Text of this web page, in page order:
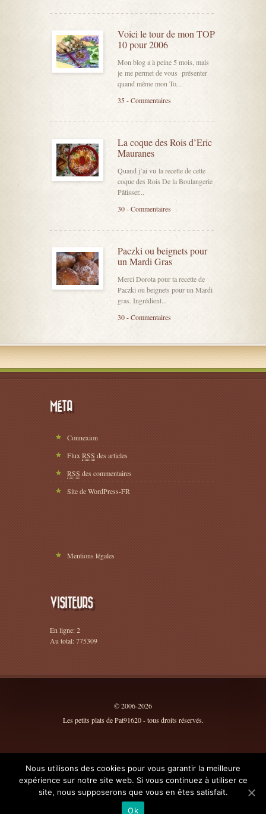
Voici le tour de mon TOP
10 pour 2006
Mon blog a à peine 5 mois, mais
je me permet de vous présenter
quand même mon To...
35 - Commentaires
La coque des Rois d’Eric
Mauranes
Quand j’ai vu la recette de cette
coque des Rois De la Boulangerie
Pâtisser...
30 - Commentaires
Paczki ou beignets pour
un Mardi Gras
Merci Dorota pour ta recette de
Paczki ou beignets pour un Mardi
gras. Ingrédient...
30 - Commentaires
MÉTA
Connexion
Flux RSS des articles
RSS des commentaires
Site de WordPress-FR
Mentions légales
VISITEURS
En ligne: 2
Au total: 775309
© 2006-2026
Les petits plats de Pat91620 - tous droits réservés.
Nous utilisons des cookies pour vous garantir la meilleure
expérience sur notre site web. Si vous continuez à utiliser ce
site, nous supposerons que vous en êtes satisfait.
Ok